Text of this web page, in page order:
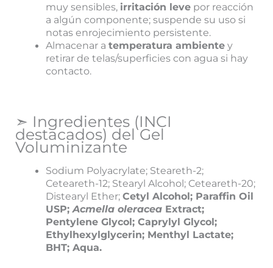
muy sensibles, irritación levepor reacción
a algún componente; suspende su uso si
notas enrojecimiento persistente.
Almacenar a temperatura ambientey
retirar de telas/superficies con agua si hay
contacto.
➣ Ingredientes (INCI
destacados) del Gel
Voluminizante
Sodium Polyacrylate; Steareth-2;
Ceteareth-12; Stearyl Alcohol; Ceteareth-20;
Distearyl Ether; Cetyl Alcohol; Paraffin Oil
USP;Acmella oleraceaExtract;
Pentylene Glycol; Caprylyl Glycol;
Ethylhexylglycerin; Menthyl Lactate;
BHT; Aqua.